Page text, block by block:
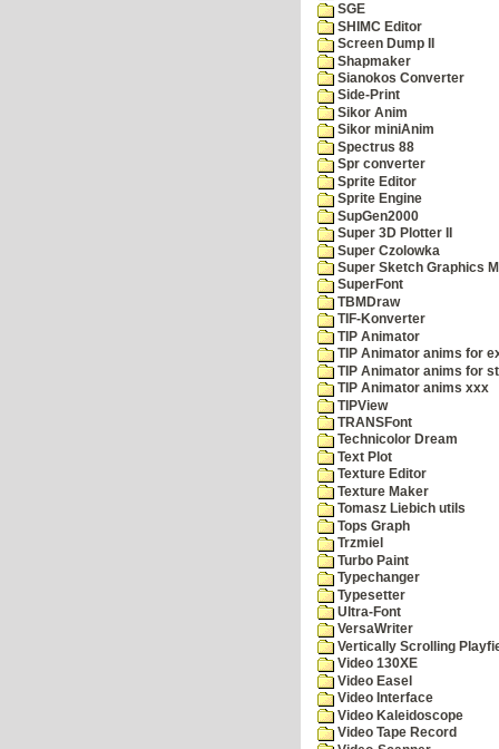
SGE
SHIMC Editor
Screen Dump II
Shapmaker
Sianokos Converter
Side-Print
Sikor Anim
Sikor miniAnim
Spectrus 88
Spr converter
Sprite Editor
Sprite Engine
SupGen2000
Super 3D Plotter II
Super Czolowka
Super Sketch Graphics
SuperFont
TBMDraw
TIF-Konverter
TIP Animator
TIP Animator anims for
TIP Animator anims for
TIP Animator anims xxx
TIPView
TRANSFont
Technicolor Dream
Text Plot
Texture Editor
Texture Maker
Tomasz Liebich utils
Tops Graph
Trzmiel
Turbo Paint
Typechanger
Typesetter
Ultra-Font
VersaWriter
Vertically Scrolling
Video 130XE
Video Easel
Video Interface
Video Kaleidoscope
Video Tape Record